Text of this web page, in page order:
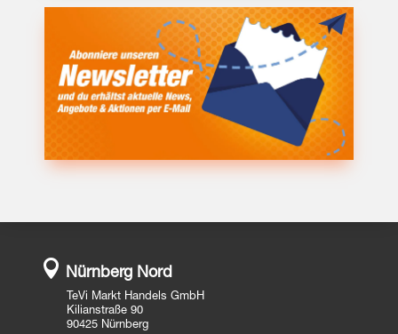
 Nürnberg Nord
TeVi Markt Handels GmbH
Kilianstraße 90
90425 Nürnberg